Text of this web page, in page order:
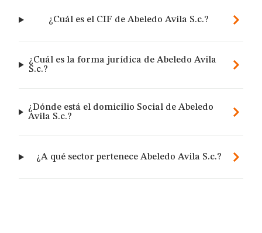
¿Cuál es el CIF de Abeledo Avila S.c.?
¿Cuál es la forma jurídica de Abeledo Avila
S.c.?
¿Dónde está el domicilio Social de Abeledo
Avila S.c.?
¿A qué sector pertenece Abeledo Avila S.c.?